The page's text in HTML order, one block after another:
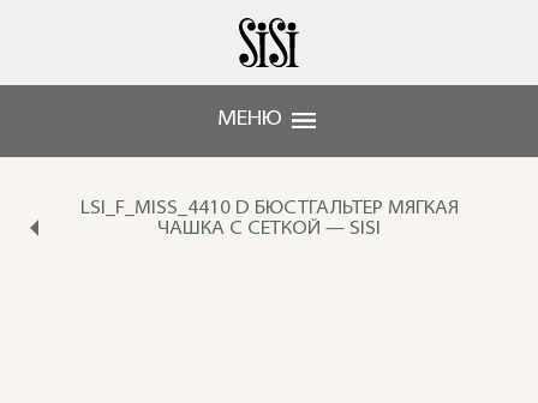
МЕНЮ
LSI_F_MISS_4410 D БЮСТГАЛЬТЕР МЯГКАЯ
ЧАШКА С СЕТКОЙ — SISI